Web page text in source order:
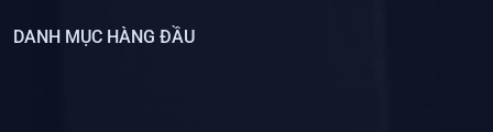
DANH MỤC HÀNG ĐẦU